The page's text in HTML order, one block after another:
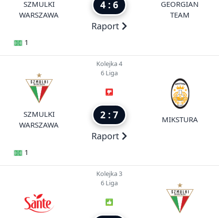
SZMULKI
WARSZAWA
4 : 6
Raport
GEORGIAN
TEAM
1
SZMULKI
WARSZAWA
Kolejka 4
6 Liga
2 : 7
Raport
MIKSTURA
1
Kolejka 3
6 Liga